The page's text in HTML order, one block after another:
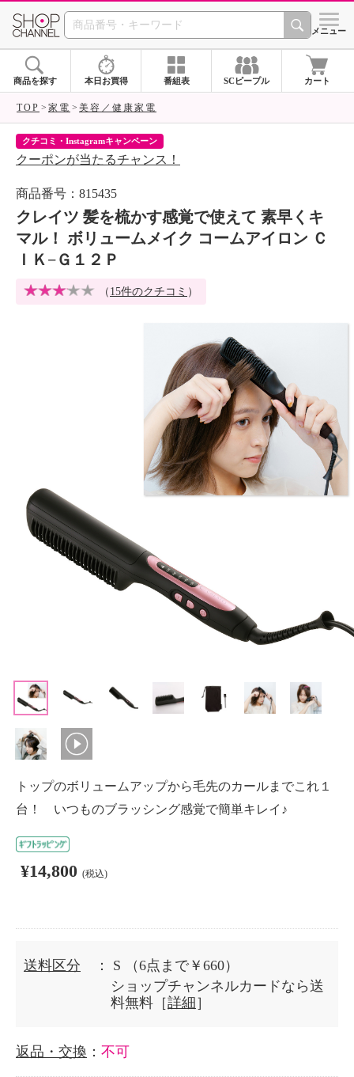
SHOP CHANNEL シメニュー
商品を探す 本日お買得 番組表 SCピープル カート
TOP 家電 美容／健康家電
クチコミ・Instagramキャンペーン
クーポンが当たるチャンス！
商品番号：815435
クレイツ 髪を梳かす感覚で使えて 素早くキ
マル！ ボリュームメイク コームアイロン Ｃ
ＩＫ−Ｇ１２Ｐ
（ 15件のクチコミ ）
トップのボリュームアップから毛先のカールまでこれ１
台！ いつものブラッシング感覚で簡単キレイ♪
¥14,800 (税込)
送料区分 ： S
（6点まで￥660）
ショップチャンネルカードなら送
料無料［詳細 ］
返品・交換 ： 不可